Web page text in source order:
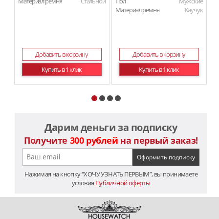
Добавить в корзину
Купить в 1 клик
Материал ремня
Каучук
Добавить в корзину
Купить в 1 клик
Дарим деньги за подписку
Получите 300 рублей на первый заказ!
Нажимая на кнопку “ХОЧУ УЗНАТЬ ПЕРВЫМ”, вы принимаете
условия Публичной оферты